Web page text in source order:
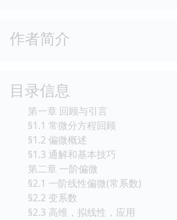
作者简介
目录信息
第一章 回顾与引言
§1.1 常微分方程回顾
§1.2 偏微概述
§1.3 通解和基本技巧
第二章 一阶偏微
§2.1 一阶线性偏微(常系数)
§2.2 变系数
§2.3 高维，拟线性，应用